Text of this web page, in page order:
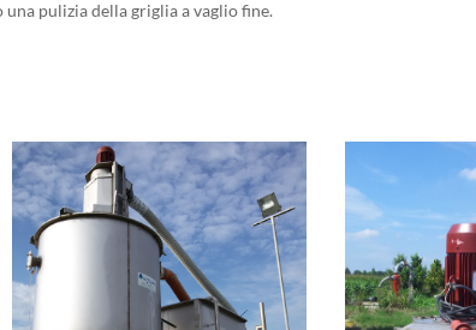
pulizia della griglia a vaglio fine.